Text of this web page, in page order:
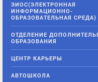
ЭИОС(ЭЛЕКТРОННАЯ
ИНФОРМАЦИОННО-
ОБРАЗОВАТЕЛЬНАЯ СРЕДА)
ОТДЕЛЕНИЕ
ОБРАЗОВАНИЯ
ЦЕНТР КАРЬЕРЫ
АВТОШКОЛА